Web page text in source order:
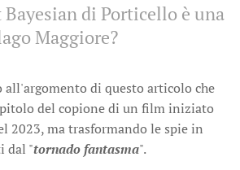
di Porticello è una
Maggiore?
all'argomento di questo articolo che
del copione di un film iniziato
2023, ma trasformando le spie in
dal "tornado fantasma".